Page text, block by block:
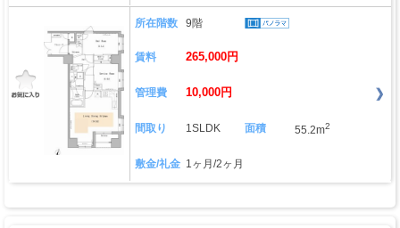
所在階数 9階
賃料 265,000円
管理費 10,000円
間取り 1SLDK 面積 55.2m2
敷金/礼金 1ヶ月/2ヶ月